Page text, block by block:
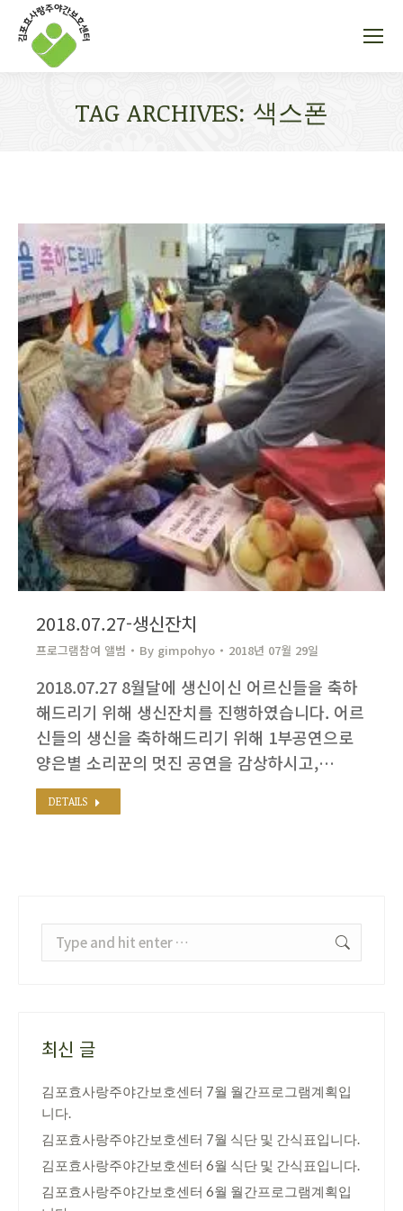
TAG ARCHIVES: 색스폰
2018.07.27-생신잔치
프로그램참여 앨범 By gimpohyo​ 2018년 07월 29일
2018.07.27 8월달에 생신이신 어르신들을 축하
해드리기 위해 생신잔치를 진행하였습니다. 어르
신들의 생신을 축하해드리기 위해 1부공연으로
양은별 소리꾼의 멋진 공연을 감상하시고,…
DETAILS
Search:
최신 글
김포효사랑주야간보호센터 7월 월간프로그램계획입
니다.
김포효사랑주야간보호센터 7월 식단 및 간식표입니다.
김포효사랑주야간보호센터 6월 식단 및 간식표입니다.
김포효사랑주야간보호센터 6월 월간프로그램계획입